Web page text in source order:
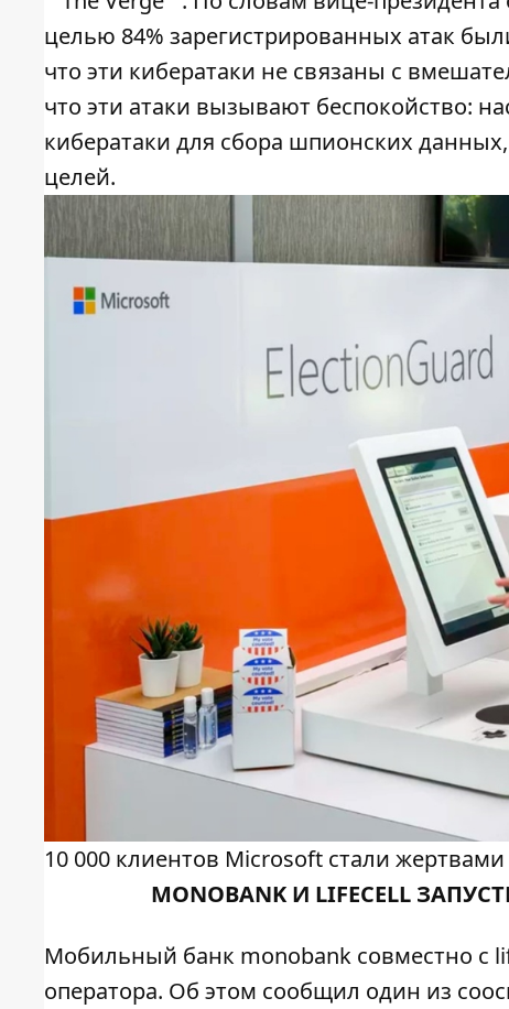
целью 84% зарегистрированных атак
что эти кибератаки не связаны с
что эти атаки вызывают беспокойство:
кибератаки для сбора шпионских
целей.
10 000 клиентов Microsoft стали жертвами
MONOBANK И LIFECELL
Мобильный банк monobank совместно с
оператора. Об этом сообщил один из